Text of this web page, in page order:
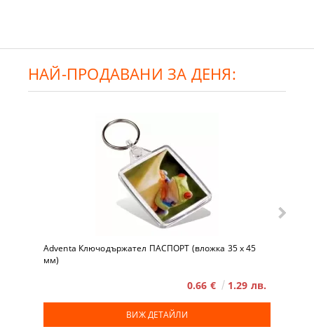
НАЙ-ПРОДАВАНИ ЗА ДЕНЯ:
Adventa Ключодържател ПАСПОРТ (вложка 35 x 45
мм)
0.66 € 1.29 лв.
ВИЖ ДЕТАЙЛИ